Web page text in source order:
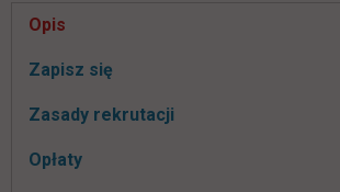
Pomiń
nawigacje
Opis
Zapisz się
Zasady rekrutacji
Opłaty